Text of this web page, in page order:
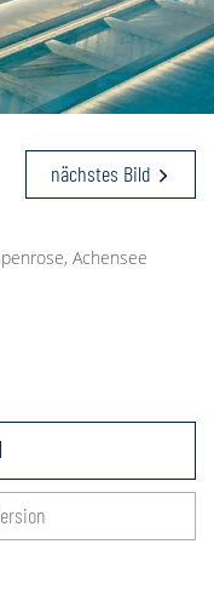
nächstes Bild
Achensee